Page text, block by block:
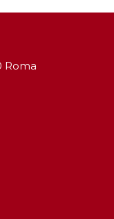
Roma